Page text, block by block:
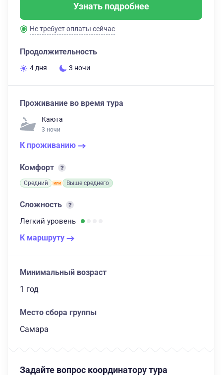
Узнать подробнее
Не требует оплаты сейчас
Продолжительность
4 дня 3 ночи
Проживание во время тура
Каюта
3 ночи
К проживанию
Комфорт
Средний Выше среднего
Сложность
Легкий уровень
К маршруту
Минимальный возраст
1 год
Место сбора группы
Самара
Задайте вопрос координатору тура